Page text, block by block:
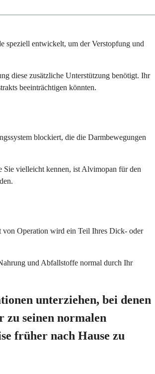
speziell entwickelt, um der Verstopfung und
diese zusätzliche Unterstützung benötigt. Ihr
beeinträchtigen könnten.
blockiert, die die Darmbewegungen
Sie vielleicht kennen, ist Alvimopan für den
von Operation wird ein Teil Ihres Dick- oder
und Abfallstoffe normal durch Ihr
unterziehen, bei denen
zu seinen normalen
früher nach Hause zu